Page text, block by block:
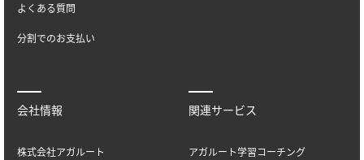
よくある質問
分割でのお支払い
会社情報
株式会社アガルート
関連サービス
アガルート学習コーチング